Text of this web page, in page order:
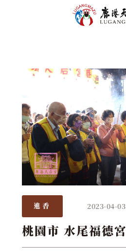
進香 2023-04-03
桃園市 水尾福德宮